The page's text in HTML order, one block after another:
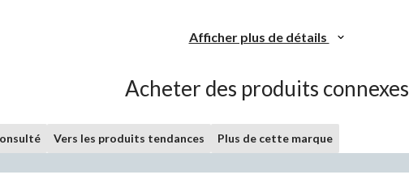
Afficher plus de détails
Acheter des produits connexes
Vers les produits tendances Plus de cette marque